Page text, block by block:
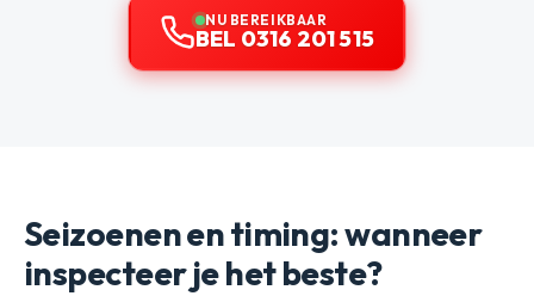
NU BEREIKBAAR
BEL 0316 201 515
Seizoenen en timing: wanneer
inspecteer je het beste?